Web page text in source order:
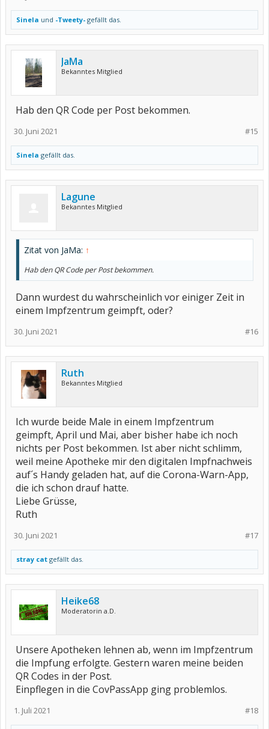
Sinela und -Tweety- gefällt das.
JaMa
Bekanntes Mitglied
Hab den QR Code per Post bekommen.
#15
30. Juni 2021
Sinela gefällt das.
Lagune
Bekanntes Mitglied
Zitat von JaMa: ↑
Hab den QR Code per Post bekommen.
Dann wurdest du wahrscheinlich vor einiger Zeit in
einem Impfzentrum geimpft, oder?
#16
30. Juni 2021
Ruth
Bekanntes Mitglied
Ich wurde beide Male in einem Impfzentrum
geimpft, April und Mai, aber bisher habe ich noch
nichts per Post bekommen. Ist aber nicht schlimm,
weil meine Apotheke mir den digitalen Impfnachweis
auf´s Handy geladen hat, auf die Corona-Warn-App,
die ich schon drauf hatte.
Liebe Grüsse,
Ruth
#17
30. Juni 2021
stray cat gefällt das.
Heike68
Moderatorin a.D.
Unsere Apotheken lehnen ab, wenn im Impfzentrum
die Impfung erfolgte. Gestern waren meine beiden
QR Codes in der Post.
Einpflegen in die CovPassApp ging problemlos.
#18
1. Juli 2021